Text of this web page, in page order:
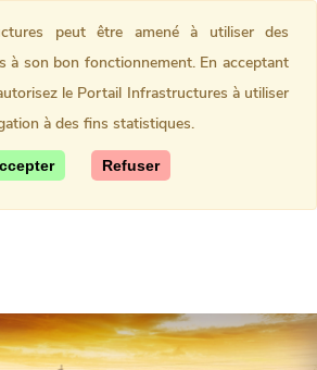
peut être amené à utiliser des
à son bon fonctionnement. En acceptant
le Portail Infrastructures à utiliser
à des fins statistiques.
Refuser